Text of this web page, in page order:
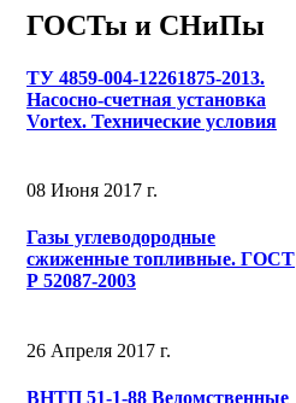
ГОСТы и СНиПы
ТУ 4859-004-12261875-2013.
Насосно-счетная установка
Vortex. Технические условия
08 Июня 2017 г.
Газы углеводородные
сжиженные топливные. ГОСТ
Р 52087-2003
26 Апреля 2017 г.
ВНТП 51-1-88 Ведомственные